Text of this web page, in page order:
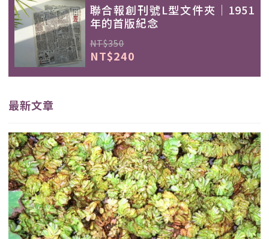
聯合報創刊號L型文件夾｜1951
年的首版紀念
NT$350
NT$240
最新文章